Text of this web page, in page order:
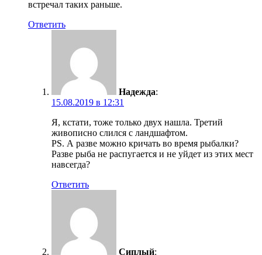
встречал таких раньше.
Ответить
Надежда:
15.08.2019 в 12:31
Я, кстати, тоже только двух нашла. Третий
живописно слился с ландшафтом.
PS. А разве можно кричать во время рыбалки?
Разве рыба не распугается и не уйдет из этих мест
навсегда?
Ответить
Сиплый: